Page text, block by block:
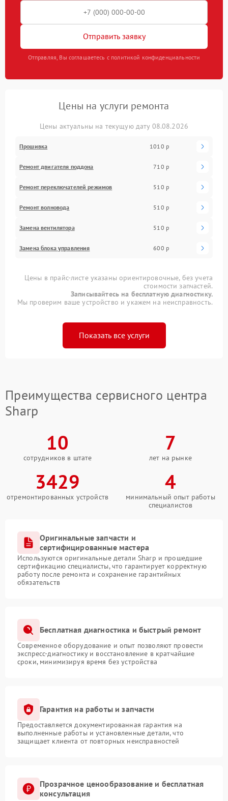
Отправить заявку
Отправляя, Вы соглашаетесь с политикой конфиденциальности
Цены на услуги ремонта
Цены актуальны на текущую дату 08.08.2026
Прошивка 1010 р
Ремонт двигателя поддона 710 р
Ремонт переключателей режимов 510 р
Ремонт волновода 510 р
Замена вентилятора 510 р
Замена блока управления 600 р
Цены в прайс-листе указаны ориентировочные, без учета
стоимости запчастей.
Записывайтесь на бесплатную диагностику.
Мы проверим ваше устройство и укажем на неисправность.
Показать все услуги
Преимущества сервисного центра
Sharp
10
сотрудников в штате
7
лет на рынке
3429
отремонтированных устройств
4
минимальный опыт работы
специалистов
Оригинальные запчасти и
сертифицированные мастера
Используются оригинальные детали Sharp и прошедшие
сертификацию специалисты, что гарантирует корректную
работу после ремонта и сохранение гарантийных
обязательств
Бесплатная диагностика и быстрый ремонт
Современное оборудование и опыт позволяют провести
экспресс-диагностику и восстановление в кратчайшие
сроки, минимизируя время без устройства
Гарантия на работы и запчасти
Предоставляется документированная гарантия на
выполненные работы и установленные детали, что
защищает клиента от повторных неисправностей
Прозрачное ценообразование и бесплатная
консультация